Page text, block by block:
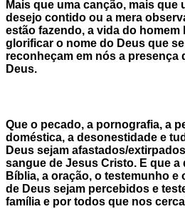
Mais que uma canção, mais que
desejo contido ou a mera
estão fazendo, a vida do homem
glorificar o nome do Deus que
reconheçam em nós a presença
Deus.
Que o pecado, a pornografia, a
doméstica, a desonestidade e
Deus sejam afastados/
sangue de Jesus Cristo. E que a
Bíblia, a oração, o testemunho
de Deus sejam percebidos e
família e por todos que nos